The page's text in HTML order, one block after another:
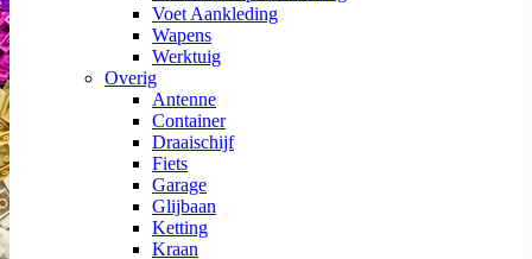
Voet Aankleding
Wapens
Werktuig
Overig
Antenne
Container
Draaischijf
Fiets
Garage
Glijbaan
Ketting
Kraan